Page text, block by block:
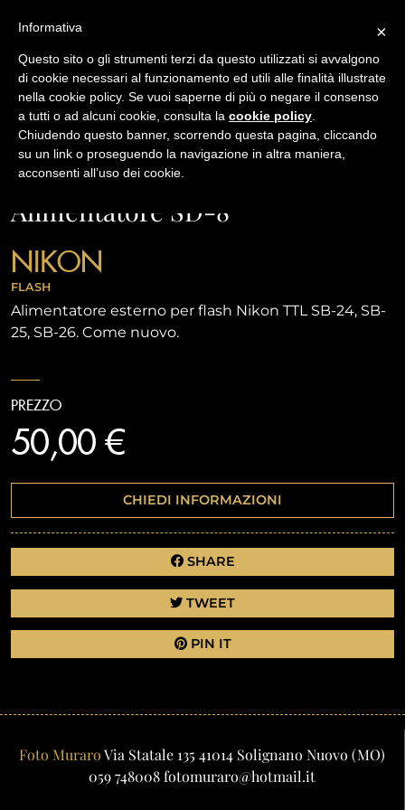
/ USATO ALIMENTATORE SD-8
NAVIGAZIONE
Alimentatore SD-8
NIKON
FLASH
Alimentatore esterno per flash Nikon TTL SB-24, SB-
25, SB-26. Come nuovo.
PREZZO
50,00 €
CHIEDI INFORMAZIONI
SHARE
TWEET
PIN IT
Foto MuraroVia Statale 135 41014 Solignano Nuovo (MO)
059 748008fotomuraro@hotmail.it
×
Informativa
Questo sito o gli strumenti terzi da questo utilizzati si avvalgono
di cookie necessari al funzionamento ed utili alle finalità illustrate
nella cookie policy. Se vuoi saperne di più o negare il consenso
a tutti o ad alcuni cookie, consulta la cookie policy
Chiudendo questo banner, scorrendo questa pagina, cliccando
su un link o proseguendo la navigazione in altra maniera,
acconsenti all’uso dei cookie.